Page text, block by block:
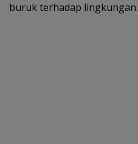
buruk terhadap lingkungan.